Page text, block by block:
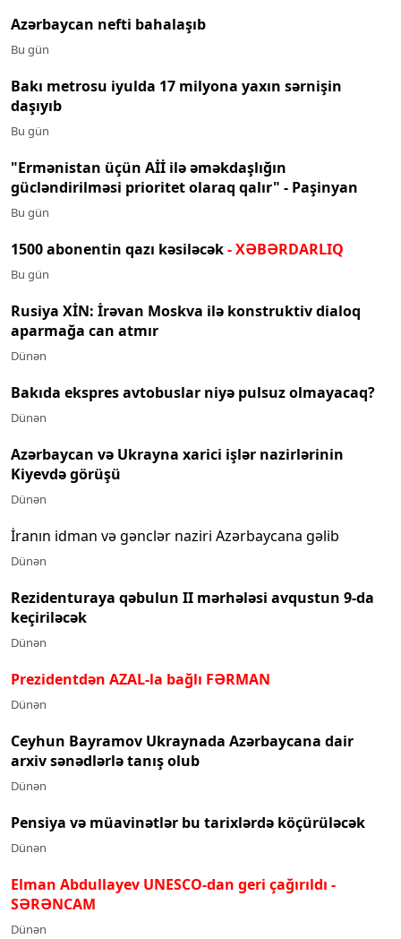
Azərbaycan nefti bahalaşıb
Bu gün
Bakı metrosu iyulda 17 milyona yaxın sərnişin
daşıyıb
Bu gün
"Ermənistan üçün Aİİ ilə əməkdaşlığın
gücləndirilməsi prioritet olaraq qalır" - Paşinyan
Bu gün
1500 abonentin qazı kəsiləcək- XƏBƏRDARLIQ
Bu gün
Rusiya XİN: İrəvan Moskva ilə konstruktiv dialoq
aparmağa can atmır
Dünən
Bakıda ekspres avtobuslar niyə pulsuz olmayacaq?
Dünən
Azərbaycan və Ukrayna xarici işlər nazirlərinin
Kiyevdə görüşü
Dünən
İranın idman və gənclər naziri Azərbaycana gəlib
Dünən
Rezidenturaya qəbulun II mərhələsi avqustun 9-da
keçiriləcək
Dünən
Prezidentdən AZAL-la bağlı FƏRMAN
Dünən
Ceyhun Bayramov Ukraynada Azərbaycana dair
arxiv sənədlərlə tanış olub
Dünən
Pensiya və müavinətlər bu tarixlərdə köçürüləcək
Dünən
Elman Abdullayev UNESCO-dan geri çağırıldı -
SƏRƏNCAM
Dünən